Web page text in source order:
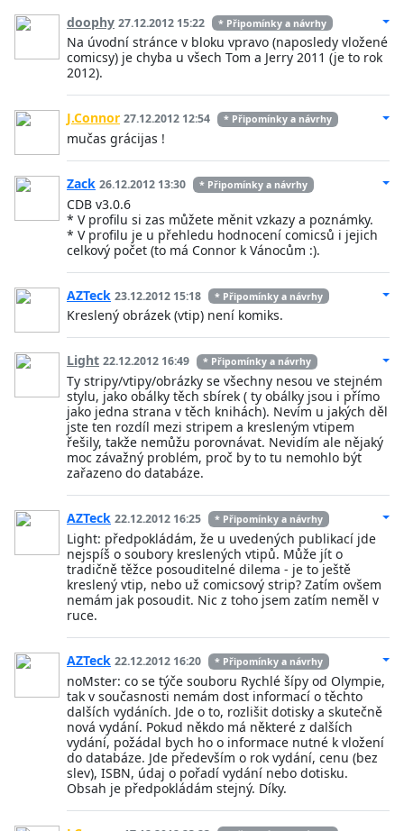
doophy 27.12.2012 15:22 * Připomínky a návrhy
Na úvodní stránce v bloku vpravo (naposledy vložené
comicsy) je chyba u všech Tom a Jerry 2011 (je to rok
2012).
J.Connor 27.12.2012 12:54 * Připomínky a návrhy
mučas grácijas !
Zack 26.12.2012 13:30 * Připomínky a návrhy
CDB v3.0.6
* V profilu si zas můžete měnit vzkazy a poznámky.
* V profilu je u přehledu hodnocení comicsů i jejich
celkový počet (to má Connor k Vánocům :).
AZTeck 23.12.2012 15:18 * Připomínky a návrhy
Kreslený obrázek (vtip) není komiks.
Light 22.12.2012 16:49 * Připomínky a návrhy
Ty stripy/vtipy/obrázky se všechny nesou ve stejném
stylu, jako obálky těch sbírek ( ty obálky jsou i přímo
jako jedna strana v těch knihách). Nevím u jakých děl
jste ten rozdíl mezi stripem a kresleným vtipem
řešily, takže nemůžu porovnávat. Nevidím ale nějaký
moc závažný problém, proč by to tu nemohlo být
zařazeno do databáze.
AZTeck 22.12.2012 16:25 * Připomínky a návrhy
Light: předpokládám, že u uvedených publikací jde
nejspíš o soubory kreslených vtipů. Může jít o
tradičně těžce posouditelné dilema - je to ještě
kreslený vtip, nebo už comicsový strip? Zatím ovšem
nemám jak posoudit. Nic z toho jsem zatím neměl v
ruce.
AZTeck 22.12.2012 16:20 * Připomínky a návrhy
noMster: co se týče souboru Rychlé šípy od Olympie,
tak v současnosti nemám dost informací o těchto
dalších vydáních. Jde o to, rozlišit dotisky a skutečně
nová vydání. Pokud někdo má některé z dalších
vydání, požádal bych ho o informace nutné k vložení
do databáze. Jde především o rok vydání, cenu (bez
slev), ISBN, údaj o pořadí vydání nebo dotisku.
Obsah je předpokládám stejný. Díky.